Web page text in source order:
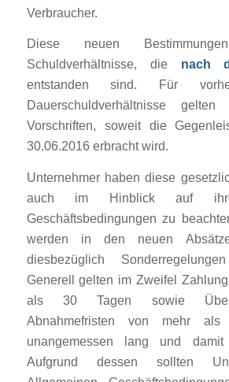
Verbraucher.
Diese neuen
Schuldverhältnisse, die nach
entstanden sind. Für
Dauerschuldverhältnisse
Vorschriften, soweit die
30.06.2016 erbracht wird.
Unternehmer haben diese
auch im Hinblick auf ihre
Geschäftsbedingungen zu
werden in den neuen
diesbezüglich
Generell gelten im Zweifel
als 30 Tagen sowie
Abnahmefristen von mehr
unangemessen lang und
Aufgrund dessen sollten